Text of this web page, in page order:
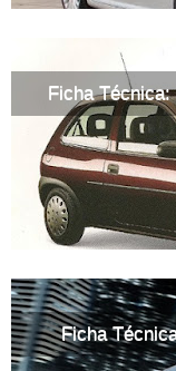
Ficha
Ficha